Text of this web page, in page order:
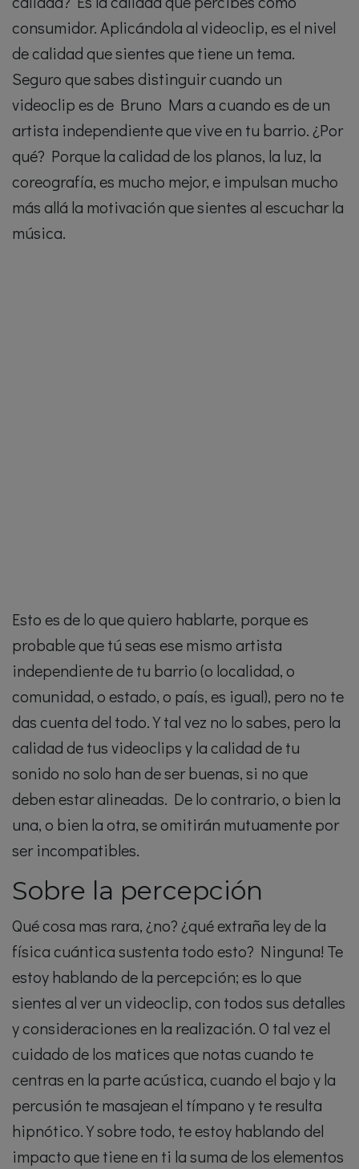
consumidor. Aplicándola al videoclip, es el nivel
de calidad que sientes que tiene un tema.
Seguro que sabes distinguir cuando un
videoclip es de Bruno Mars a cuando es de un
artista independiente que vive en tu barrio. ¿Por
qué? Porque la calidad de los planos, la luz, la
coreografía, es mucho mejor, e impulsan mucho
más allá la motivación que sientes al escuchar la
música.
Esto es de lo que quiero hablarte, porque es
probable que tú seas ese mismo artista
independiente de tu barrio (o localidad, o
comunidad, o estado, o país, es igual), pero no te
das cuenta del todo. Y tal vez no lo sabes, pero la
calidad de tus videoclips y la calidad de tu
sonido no solo han de ser buenas, si no que
deben estar alineadas. De lo contrario, o bien la
una, o bien la otra, se omitirán mutuamente por
ser incompatibles.
Sobre la percepción
Qué cosa mas rara, ¿no? ¿qué extraña ley de la
física cuántica sustenta todo esto? Ninguna! Te
estoy hablando de la percepción; es lo que
sientes al ver un videoclip, con todos sus detalles
y consideraciones en la realización. O tal vez el
cuidado de los matices que notas cuando te
centras en la parte acústica, cuando el bajo y la
percusión te masajean el tímpano y te resulta
hipnótico. Y sobre todo, te estoy hablando del
impacto que tiene en ti la suma de los elementos